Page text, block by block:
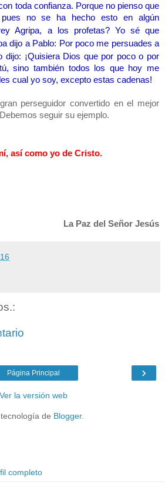
toda confianza. Porque no pienso que
no se ha hecho esto en algún
Agripa, a los profetas? Yo sé que
dijo a Pablo: Por poco me persuades a
dijo: ¡Quisiera Dios que por poco o por
sino también todos los que hoy me
cual yo soy, excepto estas cadenas!
perseguidor convertido en el mejor
seguir su ejemplo.
así como yo de Cristo.
La Paz del Señor Jesús
›
Página Principal
Ver la versión web
de Blogger.
completo